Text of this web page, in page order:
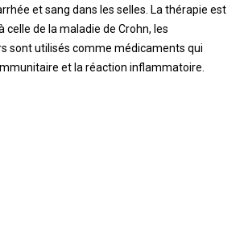
et sang dans les selles. La thérapie est
celle de la maladie de Crohn, les
sont utilisés comme médicaments qui
et la réaction inflammatoire.